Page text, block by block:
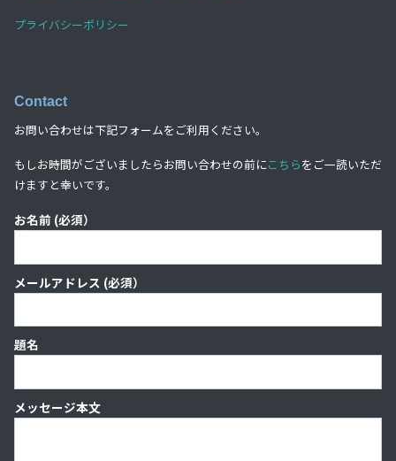
プライバシーポリシー
Contact
お問い合わせは下記フォームをご利用ください。
もしお時間がございましたらお問い合わせの前にこちらをご一読いただ
けますと幸いです。
お名前 (必須）
メールアドレス (必須）
題名
メッセージ本文